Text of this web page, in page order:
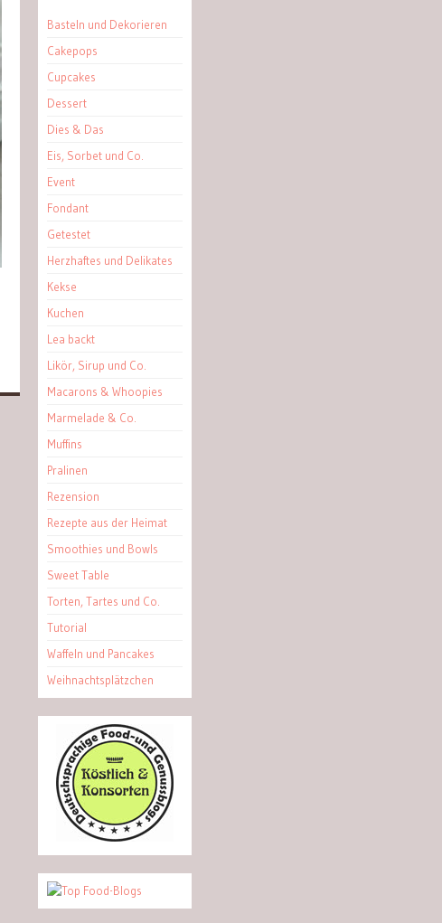
Basteln und Dekorieren
Cakepops
Cupcakes
Dessert
Dies & Das
Eis, Sorbet und Co.
Event
Fondant
Getestet
Herzhaftes und Delikates
Kekse
Kuchen
Lea backt
Likör, Sirup und Co.
Macarons & Whoopies
Marmelade & Co.
Muffins
Pralinen
Rezension
Rezepte aus der Heimat
Smoothies und Bowls
Sweet Table
Torten, Tartes und Co.
Tutorial
Waffeln und Pancakes
Weihnachtsplätzchen